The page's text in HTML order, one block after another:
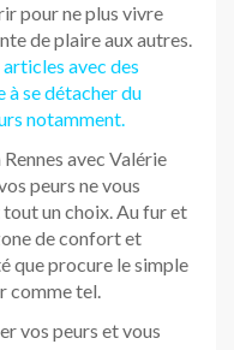
pour ne plus vivre
de plaire aux autres.
avec des
à se détacher du
notamment.
avec Valérie
peurs ne vous
un choix. Au fur et
de confort et
que procure le simple
comme tel.
vos peurs et vous